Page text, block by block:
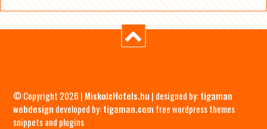
© Copyright 2026 | MiskolcHotels.hu | designed by:tigaman
webdesign developed by:tigaman.com free wordpress themes
snippets and plugins